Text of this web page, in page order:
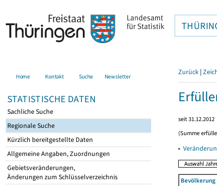
Home Kontakt Suche Newsletter
STATISTISCHE DATEN
Sachliche Suche
Regionale Suche
Kürzlich bereitgestellte Daten
Allgemeine Angaben, Zuordnungen
Gebietsveränderungen,
Änderungen zum Schlüsselverzeichnis
Zurück |
seit 31.12.2012
(Summe
▸